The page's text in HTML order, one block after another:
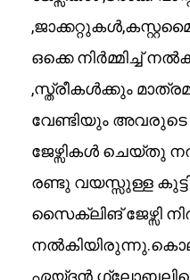
ഒക്കെ നിർമ്മിച്ച്
,സ്ത്രീകൾക്കും
വേണ്ടിയും
ജേഴ്സികൾ ചെയ്തു
രണ്ടു വയസ്സുള്ള
സൈക്ലിങ് ജേഴ്സി
ഏയ്ദൻ